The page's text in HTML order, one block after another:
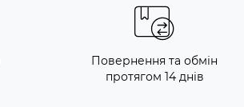
Повернення та обмін
протягом 14 днів